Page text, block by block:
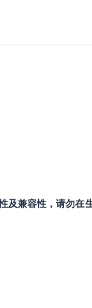
兼容性，请勿在